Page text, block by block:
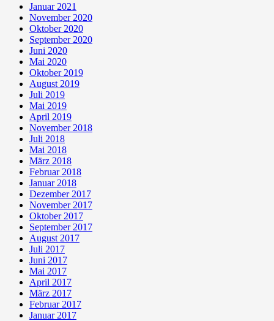
Januar 2021
November 2020
Oktober 2020
September 2020
Juni 2020
Mai 2020
Oktober 2019
August 2019
Juli 2019
Mai 2019
April 2019
November 2018
Juli 2018
Mai 2018
März 2018
Februar 2018
Januar 2018
Dezember 2017
November 2017
Oktober 2017
September 2017
August 2017
Juli 2017
Juni 2017
Mai 2017
April 2017
März 2017
Februar 2017
Januar 2017